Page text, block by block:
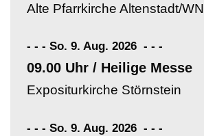
Alte Pfarrkirche Altenstadt/WN
- - - So. 9. Aug. 2026 - - -
09.00 Uhr / Heilige Messe
Expositurkirche Störnstein
- - - So. 9. Aug. 2026 - - -